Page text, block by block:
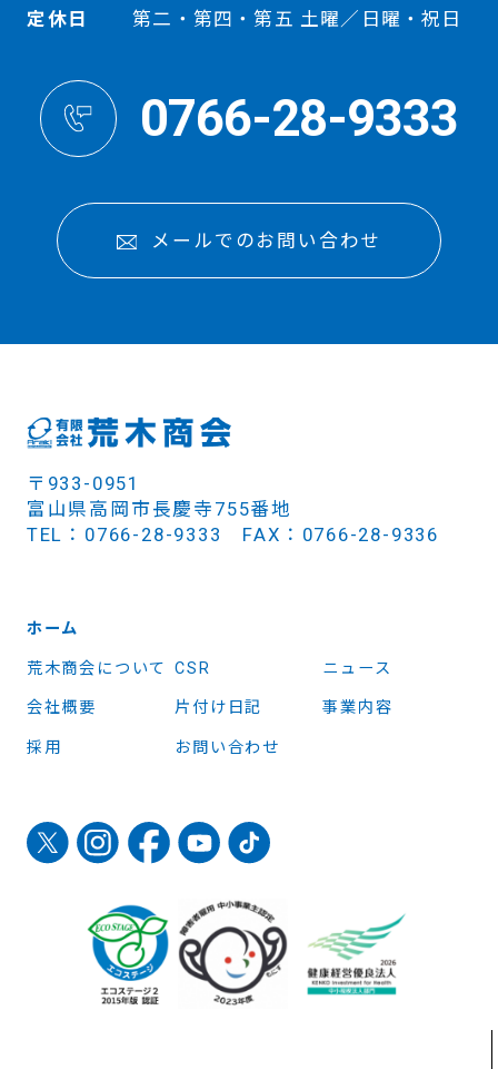
定休日
第二・第四・第五 土曜／日曜・祝日
0766-28-9333
メールでのお問い合わせ
〒933-0951
富山県高岡市長慶寺755番地
TEL：0766-28-9333 FAX：0766-28-9336
ホーム
荒木商会について CSR ニュース
会社概要 片付け日記 事業内容
採用 お問い合わせ